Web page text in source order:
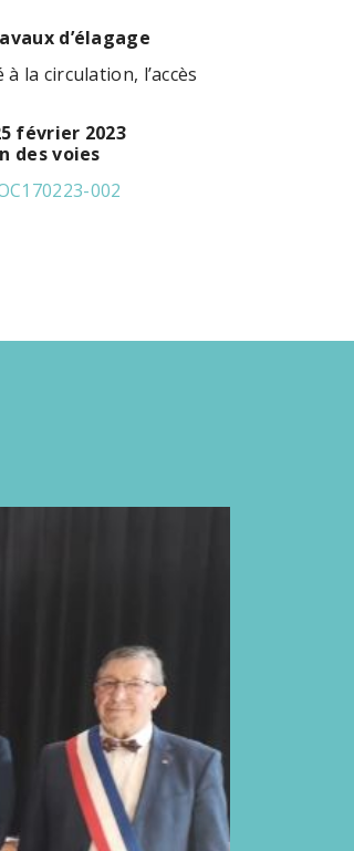
d’élagage
la circulation, l’accès
février 2023
des voies
002